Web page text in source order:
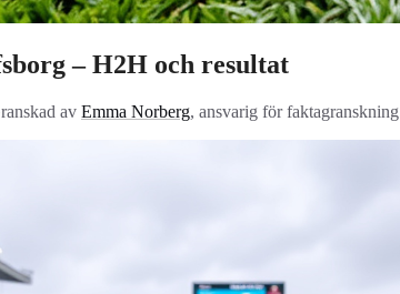
– H2H och resultat
av Emma Norberg, ansvarig för faktagranskning